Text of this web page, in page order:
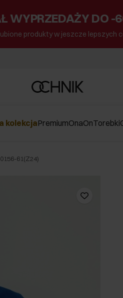
WYPRZEDAŻY DO -
produkty w jeszcze lepszych
kolekcjaPremiumOnaOnTorebki
61(Z24)